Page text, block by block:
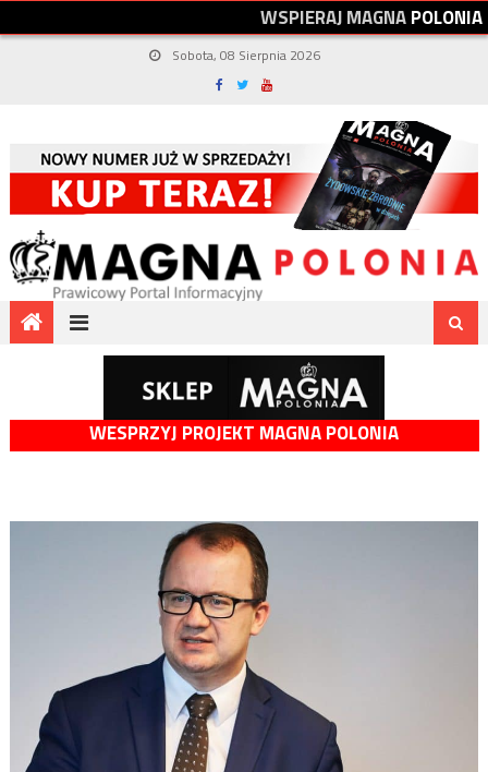
WSPIERAJMAGNAPOLONIA
Sobota, 08 Sierpnia 2026
WESPRZYJ PROJEKT MAGNA POLONIA